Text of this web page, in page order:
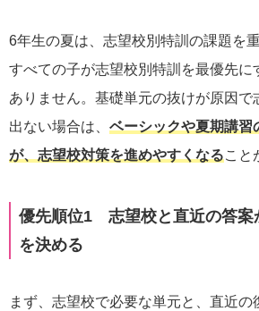
6年生の夏は、志望校別特訓の課題を
すべての子が志望校別特訓を最優先に
ありません。基礎単元の抜けが原因で
出ない場合は、 ベーシックや夏期講習
が、志望校対策を進めやすくなること
優先順位1 志望校と直近の答案
を決める
まず、志望校で必要な単元と、直近の